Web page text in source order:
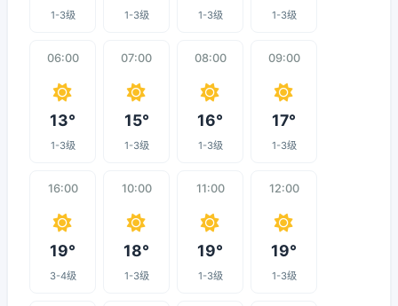
1-3级 1-3级 1-3级 1-3级
06:00
13°
1-3级
07:00
15°
1-3级
08:00
16°
1-3级
09:00
17°
1-3级
16:00
19°
3-4级
10:00
18°
1-3级
11:00
19°
1-3级
12:00
19°
1-3级